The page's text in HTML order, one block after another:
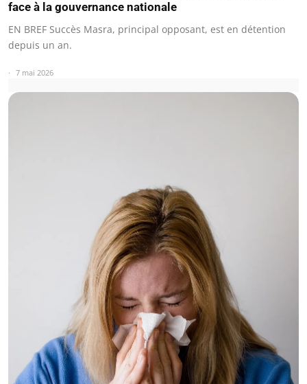
face à la gouvernance nationale
EN BREF Succès Masra, principal opposant, est en détention
depuis un an.
7 mai 2026